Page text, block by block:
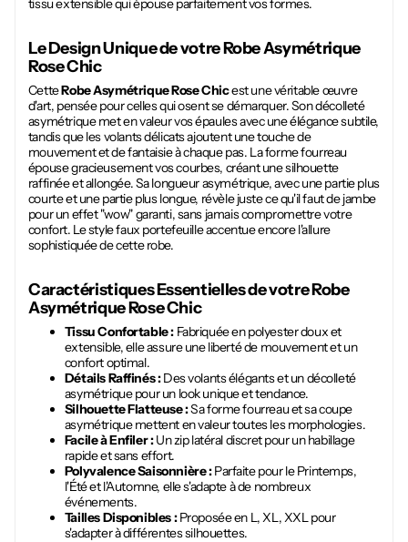
tissu extensible qui épouse parfaitement vos formes.
Le Design Unique de votreRobe Asymétrique
Rose Chic
CetteRobe Asymétrique Rose Chicest une véritable œuvre
d'art, pensée pour celles qui osent se démarquer. Son décolleté
asymétrique met en valeur vos épaules avec une élégance subtile,
tandis que les volants délicats ajoutent une touche de
mouvement et de fantaisie à chaque pas. La forme fourreau
épouse gracieusement vos courbes, créant une silhouette
raffinée et allongée. Sa longueur asymétrique, avec une partie plus
courte et une partie plus longue, révèle juste ce qu'il faut de jambe
pour un effet "wow" garanti, sans jamais compromettre votre
confort. Le style faux portefeuille accentue encore l'allure
sophistiquée de cette robe.
Caractéristiques Essentielles de votreRobe
Asymétrique Rose Chic
Tissu Confortable :Fabriquée en polyester doux et
extensible, elle assure une liberté de mouvement et un
confort optimal.
Détails Raffinés :Des volants élégants et un décolleté
asymétrique pour un look unique et tendance.
Silhouette Flatteuse :Sa forme fourreau et sa coupe
asymétrique mettent en valeur toutes les morphologies.
Facile à Enfiler :Un zip latéral discret pour un habillage
rapide et sans effort.
Polyvalence Saisonnière :Parfaite pour le Printemps,
l'Été et l'Automne, elle s'adapte à de nombreux
événements.
Tailles Disponibles :Proposée en L, XL, XXL pour
s'adapter à différentes silhouettes.